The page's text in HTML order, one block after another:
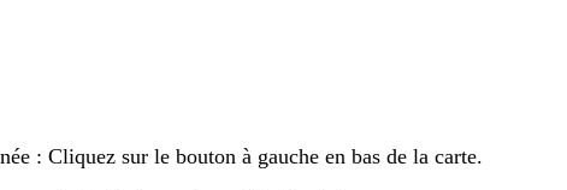
: Cliquez sur le bouton à gauche en bas de la carte.